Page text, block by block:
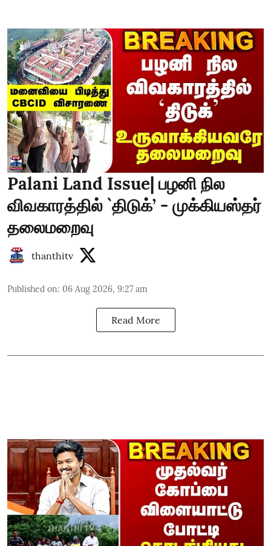
Palani Land Issue| பழனி நில
விவகாரத்தில் `திடுக்’ - முக்கியஸ்தர்
தலைமறைவு
thanthitv
Published on: 06 Aug 2026, 9:27 am
Read More